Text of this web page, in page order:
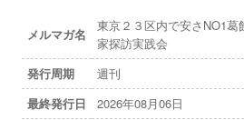
メルマガ名
東京２３区内で安さNO1
家探訪実践会
発行周期
週刊
最終発行日
2026年08月06日